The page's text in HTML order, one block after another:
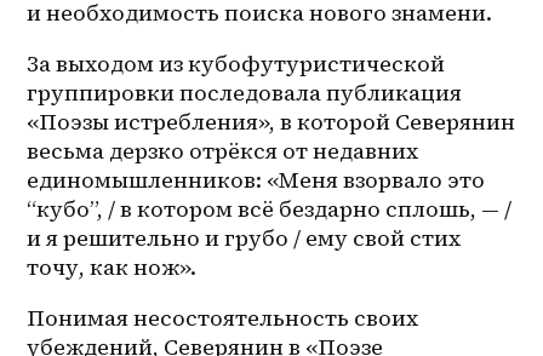
и необходимость поиска нового знамени.
За выходом из кубофутуристической
группировки последовала публикация
«Поэзы истребления», в которой Северянин
весьма дерзко отрёкся от недавних
единомышленников: «Меня взорвало это
“кубо”, / в котором всё бездарно сплошь, — /
и я решительно и грубо / ему свой стих
точу, как нож».
Понимая несостоятельность своих
убеждений, Северянин в «Поэзе